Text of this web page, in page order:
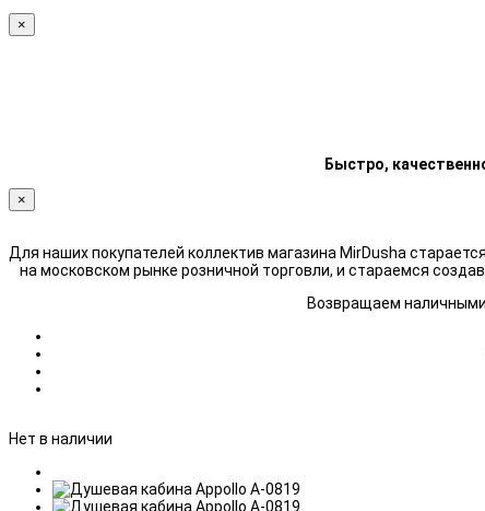
×
Быстро,
×
Для наших покупателей коллектив магазина MirDusha
на московском рынке розничной торговли, и стараемся
Возвращаем
Нет в наличии